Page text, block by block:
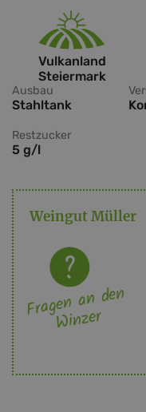
Vulkanland
Steiermark
Ausbau
Stahltank
Restzucker
5 g/l
Weingut Müller
Fragen an den
Winzer